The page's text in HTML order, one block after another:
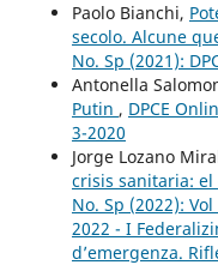
Paolo Bianchi,
secolo. Alcune
No. Sp (2021):
Antonella
Putin , DPCE
3-2020
Jorge Lozano
crisis sanitaria: el
No. Sp (2022):
2022 - I
d’emergenza.